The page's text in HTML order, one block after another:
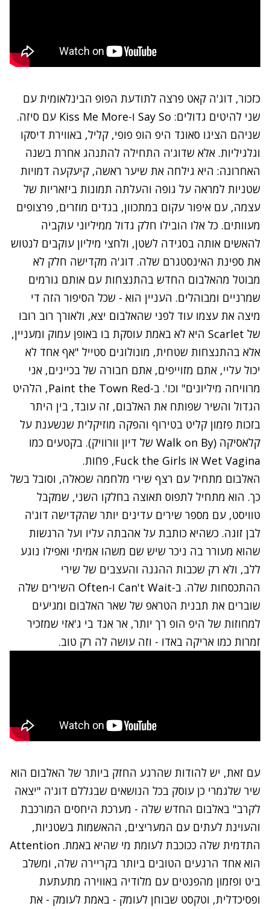
כזכור, דוג'ה קאט פרצה לתודעת הפופ הבינלאומית עם
שני להיטים גדולים: Say So ו-Kiss Me More עם סיזה.
שניהם הציגו סאונד היפ הופ פופי, קליל, באווירת דיסקו
וגלגיליות. אלא שדוג'ה התחילה להתנהג אחרת בשנה
האחרונה: היא גילחה את שיער ראשה, קיעקעה דמויות
שטניות למראה על גופה והעלתה תמונות ביזאריות של
עצמה, עם איפור עקום במתכוון, בגדים מוזרים, פרצופים
מעוותים. כל אלו הובילו חלק גדול ממיליוני עוקביה
להאשים אותה בסגידה לשטן, ולחצי מיליון עוקבים לנטוש
את ספינת האינסטגרם שלה. דוג'ה מקדישה חלק לא
מבוטל מהאלבום החדש בהתנצחות עם אותם גורמים
שמרניים ומבוהלים. העניין הוא - שכל הסיפור הזה די
מיצה את עצמו עוד לפני שהאלבום יצא, ולאורך רוב רובו
של Scarlet היא לא באמת עוסקת בו באופן עמוק ומעניין,
אלא בהתנצחות שטחית, מונולוגים סטייל "אף אחד לא
יכול עליי, אתם מזוייפים, אתם חבורה של בכיינים, אני
מרוויחה מיליונים" וכו'. ב-Paint the Town Red, הלהיט
הגדול והשיר שפותח את האלבום, זה עובד, בין היתר
בזכות פזמון קליט בטירוף והפקה מוזיקלית שנשענת על
קלאסיקה (Walk on By של דיון וורוויק). בקטעים כמו
Wet Vagina או Fuck the Girls, פחות.
האלבום מתחיל עם רצף שירי מלחמה שכאלה, וסובל בשל
כך. הוא מתחיל לתפוס תאוצה בחלקו השני, שמקבל
טוויסט, עם מספר שירים עדינים יותר שהקדישה דוג'ה
לבן זוגה. כשהיא כותבת על אהבתה עליו ועל הרגשות
שהוא מעורר בה ניכר שיש שם משהו אמיתי ואפילו נוגע
ללב, ולא רק שכבות ההגנה והעצבים של שירי
ההתכסחות שלה. ב-Can't Wait ו-Often השירים שלה
שוברים את תבנית הטראפ של שאר האלבום ומגיעים
למחוזות של היפ הופ רך יותר, אר אנד בי ג'אזי שמזכיר
זמרות כמו אריקה באדו - וזה עושה לה רק טוב.
עם זאת, יש להודות שהרגע החזק ביותר של האלבום הוא
שיר שלגמרי כן עוסק בכל הנושאים שבגללם דוג'ה "יצאה
לקרב" באלבום החדש שלה - מערכת היחסים המורכבת
והעוינת לעתים עם המעריצים, ההאשמות בשטניות,
התדמית שלה ככוכבת לעומת מי שהיא באמת. Attention
הוא אחד הרגעים הטובים ביותר בקריירה שלה, ומשלב
ביט ופזמון מהפנטים עם מלודיה באווירה מתעתעת
ופסיכדלית, וטקסט שבוחן לעומק - באמת לעומק - את